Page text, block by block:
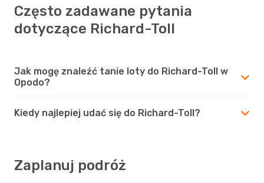
Często zadawane pytania
dotyczące Richard-Toll
Jak mogę znaleźć tanie loty do Richard-Toll w
Opodo?
Kiedy najlepiej udać się do Richard-Toll?
Zaplanuj podróż